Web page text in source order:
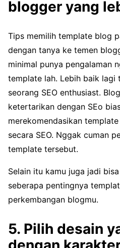
blogger yang
Tips memilih template blog
dengan tanya ke temen
minimal punya pengalaman
template lah. Lebih baik lagi
seorang SEO enthusiast.
ketertarikan dengan SEo
merekomendasikan
secara SEO. Nggak cuman
template tersebut.
Selain itu kamu juga jadi
seberapa pentingnya
perkembangan blogmu.
5. Pilih desain